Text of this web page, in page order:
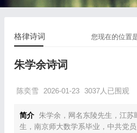
您现在的位置
格律诗词
朱学余诗词
陈奕雪 2026-01-23 3037人已围观
简介 朱学余，网名东陵先生，江苏
生，南京师大数学系毕业，中共党员